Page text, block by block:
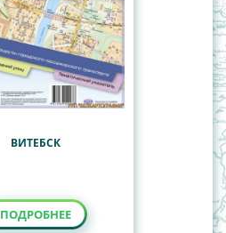
ВИТЕБСК
ПОДРОБНЕЕ